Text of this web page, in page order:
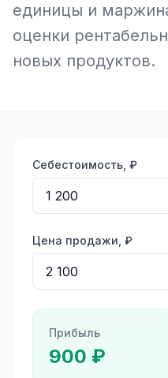
единицы и
оценки
новых продуктов.
Себестоимость, ₽
Цена продажи, ₽
Прибыль
900 ₽